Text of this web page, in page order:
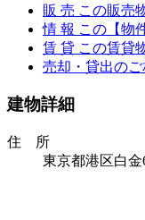
販 売 この販売
情 報 この【物
賃 貸 この賃貸
売却・貸出のご
建物詳細
住 所
東京都港区白金